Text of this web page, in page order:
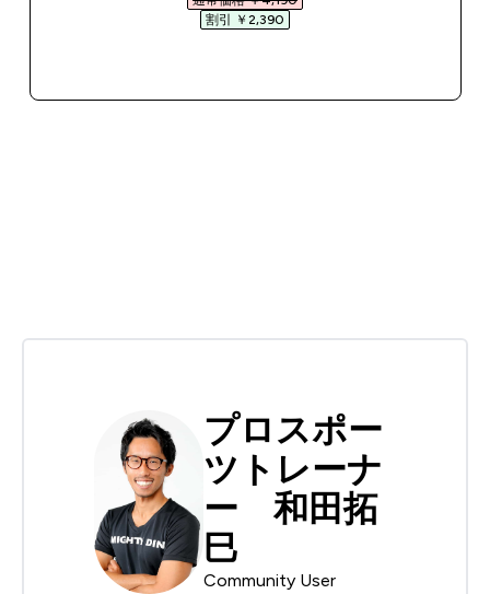
割引 ￥2,390‎
プロスポー
ツトレーナ
ー 和田拓
巳
Community User